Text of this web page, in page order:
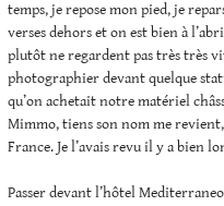
temps, je repose mon pied, je
verses dehors et on est bien à
plutôt ne regardent pas très très
photographier devant quelque
qu’on achetait notre matériel
Mimmo, tiens son nom me
France. Je l’avais revu il y a bien
Passer devant l’hôtel Mediterraneo